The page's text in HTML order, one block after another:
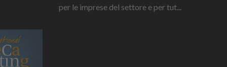
per le imprese del settore e per tut...